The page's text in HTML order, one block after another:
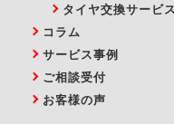
タイヤ交換サービス
コラム
サービス事例
ご相談受付
お客様の声